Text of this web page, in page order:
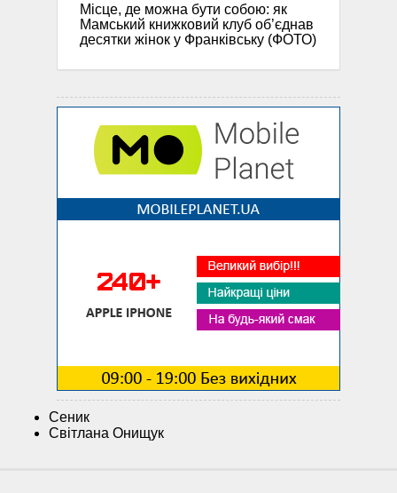
Місце, де можна бути собою: як
Мамський книжковий клуб об’єднав
десятки жінок у Франківську (ФОТО)
Сеник
Світлана Онищук